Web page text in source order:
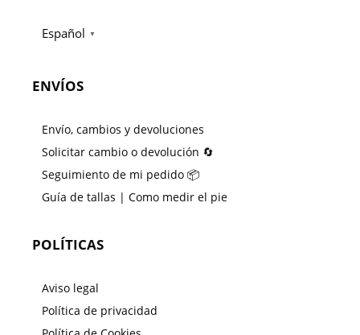
Español ▼
ENVÍOS
Envío, cambios y devoluciones
Solicitar cambio o devolución 🔄
Seguimiento de mi pedido 📦
Guía de tallas | Como medir el pie
POLÍTICAS
Aviso legal
Política de privacidad